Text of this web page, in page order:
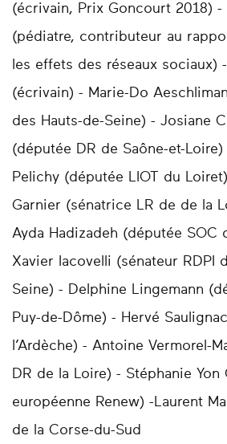
(écrivain, Prix Goncourt 2018) -
(pédiatre, contributeur au
les effets des réseaux sociaux)
(écrivain) - Marie-Do
des Hauts-de-Seine) - Josiane
(députée DR de Saône-et-
Pelichy (députée LIOT du
Garnier (sénatrice LR de de la
Ayda Hadizadeh (députée SOC
Xavier Iacovelli (sénateur RDPI
Seine) - Delphine Lingemann
Puy-de-Dôme) - Hervé
l’Ardèche) - Antoine Vermorel-
DR de la Loire) - Stéphanie
européenne Renew) -Laurent
de la Corse-du-Sud